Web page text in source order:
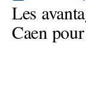
Les
Caen